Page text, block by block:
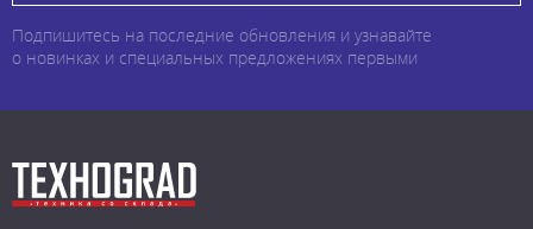
Подпишитесь на последние обновления и узнавайте
о новинках и специальных предложениях первыми